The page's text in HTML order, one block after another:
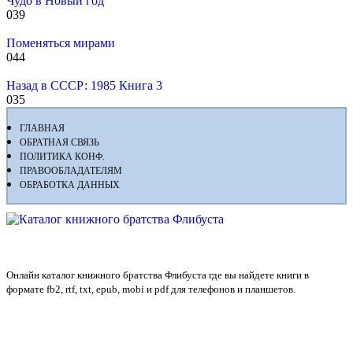
039
Поменяться мирами
044
Назад в СССР: 1985 Книга 3
035
ГЛАВНАЯ
ОБРАТНАЯ СВЯЗЬ
ПОЛИТИКА КОНФ.
ПРАВООБЛАДАТЕЛЯМ
ОБРАБОТКА ДАННЫХ
Онлайн каталог книжного братства Флибуста где вы найдете книги в
формате fb2, rtf, txt, epub, mobi и pdf для телефонов и планшетов.